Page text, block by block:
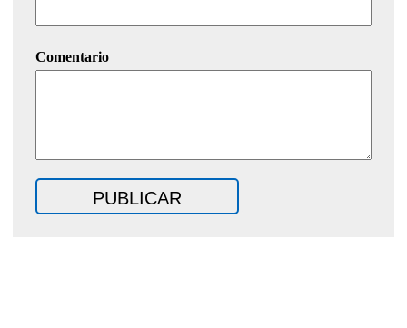
Comentario